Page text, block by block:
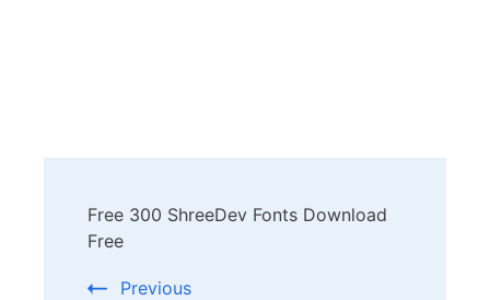
Navigation
Free 300 ShreeDev Fonts Download
Free
Previous